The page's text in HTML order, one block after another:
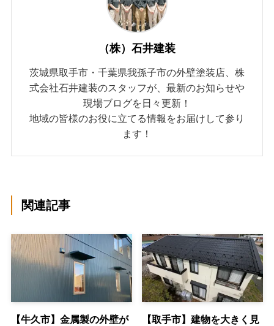
（株）石井建装
茨城県取手市・千葉県我孫子市の外壁塗装店、株
式会社石井建装のスタッフが、最新のお知らせや
現場ブログを日々更新！
地域の皆様のお役に立てる情報をお届けして参り
ます！
関連記事
【牛久市】金属製の外壁が
【取手市】建物を大きく見